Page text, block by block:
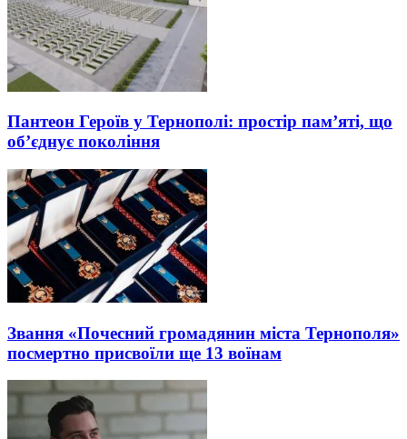
Пантеон Героїв у Тернополі: простір пам’яті, що
об’єднує покоління
Звання «Почесний громадянин міста Тернополя»
посмертно присвоїли ще 13 воїнам